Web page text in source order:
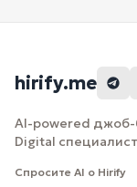
hirify.me
AI-powered джоб-
Digital
Спросите AI о Hirify